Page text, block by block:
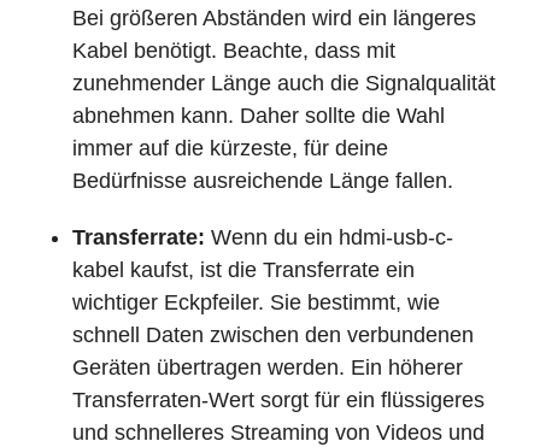
Bei größeren Abständen wird ein längeres
Kabel benötigt. Beachte, dass mit
zunehmender Länge auch die Signalqualität
abnehmen kann. Daher sollte die Wahl
immer auf die kürzeste, für deine
Bedürfnisse ausreichende Länge fallen.
Transferrate: Wenn du ein hdmi-usb-c-
kabel kaufst, ist die Transferrate ein
wichtiger Eckpfeiler. Sie bestimmt, wie
schnell Daten zwischen den verbundenen
Geräten übertragen werden. Ein höherer
Transferraten-Wert sorgt für ein flüssigeres
und schnelleres Streaming von Videos und